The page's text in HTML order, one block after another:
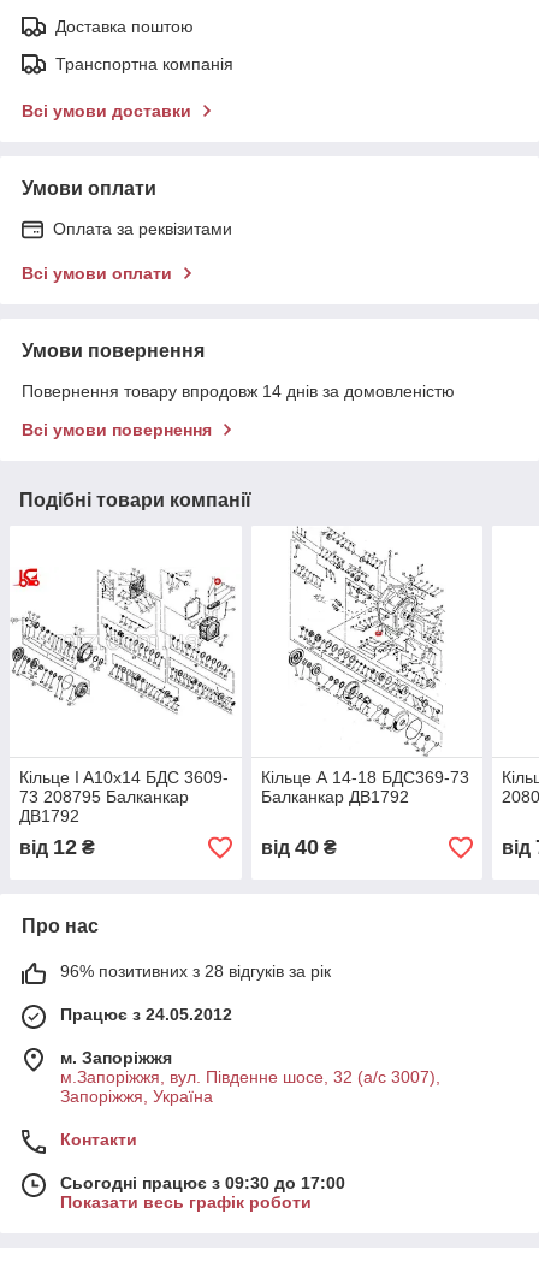
Доставка поштою
Транспортна компанія
Всі умови доставки
Умови оплати
Оплата за реквізитами
Всі умови оплати
Умови повернення
Повернення товару впродовж 14 днів за домовленістю
Всі умови повернення
Подібні товари компанії
Кільце I A10x14 БДС 3609-
73 208795 Балканкар
ДВ1792
від 12 ₴
Кільце А 14-18 БДС369-73
Балканкар ДВ1792
від 40₴ від
Про нас
96% позитивних з 28 відгуків за рік
Працює з 24.05.2012
м. Запоріжжя
м.Запоріжжя, вул. Південне шосе, 32 (а/с 3007),
Запоріжжя, Україна
Контакти
Сьогодні працює з 09:30 до 17:00
Показати весь графік роботи